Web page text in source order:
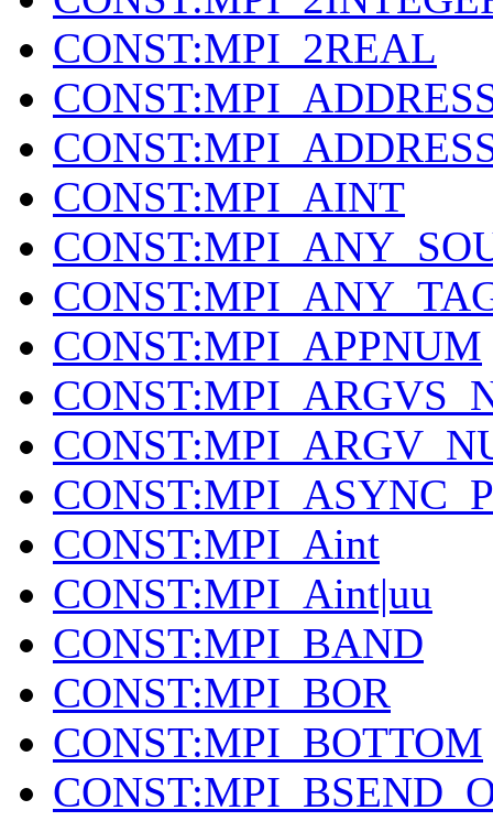
CONST:MPI_2REAL
CONST:MPI_AINT
CONST:MPI_APPNUM
CONST:MPI_Aint
CONST:MPI_Aint|uu
CONST:MPI_BAND
CONST:MPI_BOR
CONST:MPI_BOTTOM